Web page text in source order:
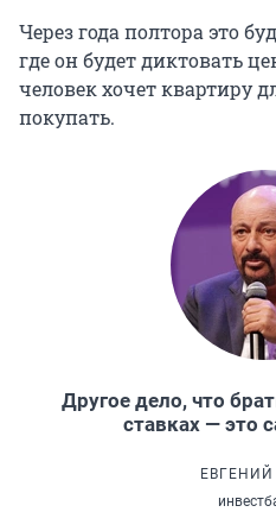
Через года полтора это
где он будет диктовать
человек хочет квартиру
покупать.
Другое дело, что
ставках — это
ЕВГЕНИЙ